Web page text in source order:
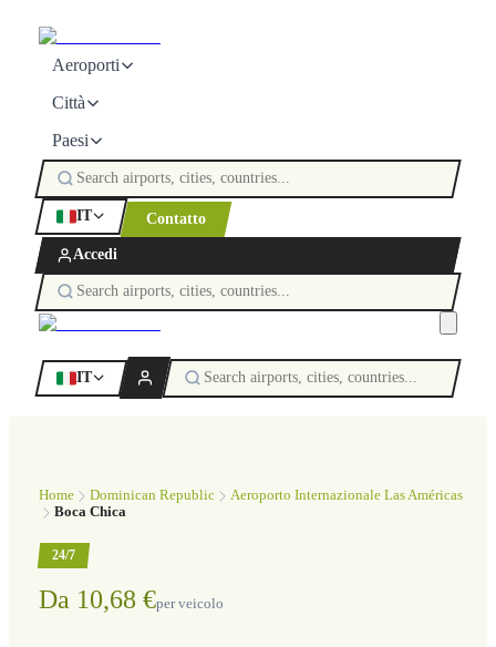
Aeroporti
Città
Paesi
IT Contatto
Accedi
IT
Home Dominican Republic
Aeroporto Internazionale Las Américas
Boca Chica
24/7
Da 10,68 €per veicolo